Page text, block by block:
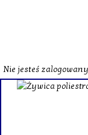
Nie jesteś